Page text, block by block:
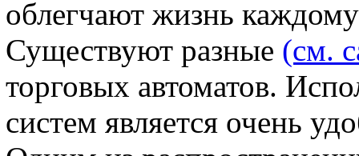
облегчают жизнь
Существуют разные (см.
торговых автоматов.
систем является очень